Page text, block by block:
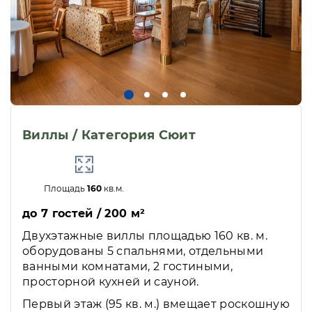
Виллы / Категория Сюит
Площадь160 кв.м.
до 7 гостей / 200 м²
Двухэтажные виллы площадью 160 кв. м.
оборудованы 5 спальнями, отдельными
ванными комнатами, 2 гостиными,
просторной кухней и сауной.
Первый этаж (95 кв. м.) вмещает роскошную